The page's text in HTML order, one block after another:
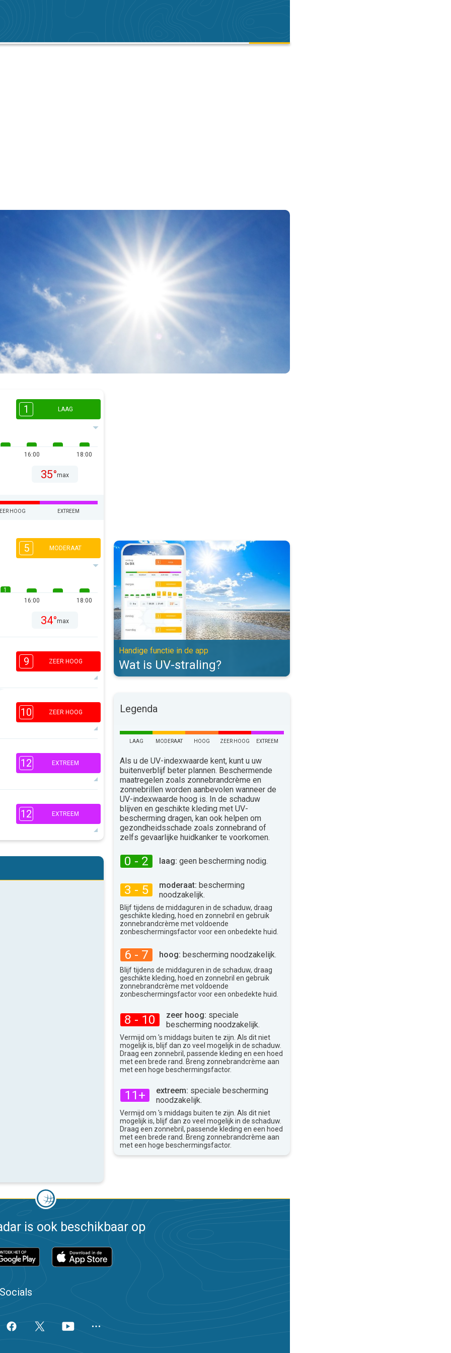
1 LAAG
16:00 18:00
35°max
HOOG EXTREEM
5 MODERAAT
1
16:00
18:00
34°max
9 ZEER HOOG
1
16:00
18:00
35°
10 ZEER HOOG
1
16:00
18:00
12 EXTREEM
3
12 EXTREEM
16:00
18:00
Wat is UV-straling?. Handige functie in de app. . .
Handige functie in de app
Wat is UV-straling?
Legenda
LAAG MODERAAT HOOG ZEER HOOG EXTREEM
Als u de UV-indexwaarde kent, kunt u uw
buitenverblijf beter plannen. Beschermende
maatregelen zoals zonnebrandcrème en
zonnebrillen worden aanbevolen wanneer de
UV-indexwaarde hoog is. In de schaduw
blijven en geschikte kleding met UV-
bescherming dragen, kan ook helpen om
gezondheidsschade zoals zonnebrand of
zelfs gevaarlijke huidkanker te voorkomen.
0 - 2 laag: geen bescherming nodig.
3 - 5 moderaat: bescherming
noodzakelijk.
Blijf tijdens de middaguren in de schaduw, draag
geschikte kleding, hoed en zonnebril en gebruik
zonnebrandcrème met voldoende
zonbeschermingsfactor voor een onbedekte huid.
6 - 7 hoog: bescherming noodzakelijk.
Blijf tijdens de middaguren in de schaduw, draag
geschikte kleding, hoed en zonnebril en gebruik
zonnebrandcrème met voldoende
zonbeschermingsfactor voor een onbedekte huid.
8 - 10 zeer hoog: speciale
bescherming noodzakelijk.
Vermijd om 's middags buiten te zijn. Als dit niet
mogelijk is, blijf dan zo veel mogelijk in de schaduw.
Draag een zonnebril, passende kleding en een hoed
met een brede rand. Breng zonnebrandcrème aan
met een hoge beschermingsfactor.
11+ extreem: speciale bescherming
noodzakelijk.
Vermijd om 's middags buiten te zijn. Als dit niet
mogelijk is, blijf dan zo veel mogelijk in de schaduw.
Draag een zonnebril, passende kleding en een hoed
met een brede rand. Breng zonnebrandcrème aan
met een hoge beschermingsfactor.
is ook beschikbaar op
Socials